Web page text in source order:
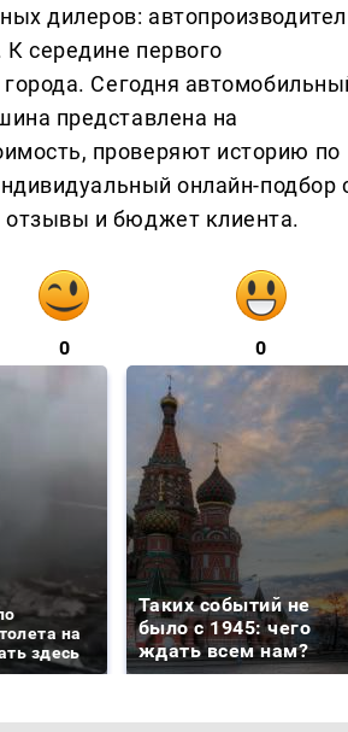
дилеров:
середине первого
Сегодня
представлена на
проверяют историю по
онлайн-подбор
и бюджет клиента.
0 0
на
здесь
Таких событий не
было с 1945: чего
ждать всем нам?